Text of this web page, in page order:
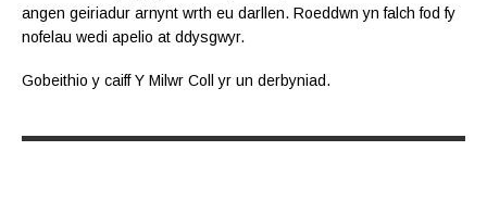
angen geiriadur arnynt wrth eu darllen. Roeddwn yn falch fod fy
nofelau wedi apelio at ddysgwyr.
Gobeithio y caiff Y Milwr Coll yr un derbyniad.